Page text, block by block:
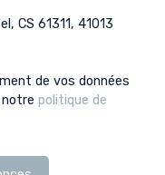
CS 61311, 41013
de vos données
politique de